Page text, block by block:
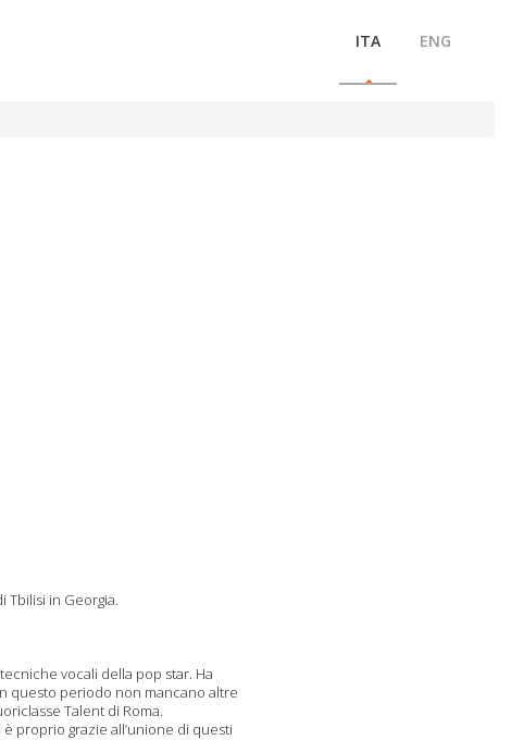
ITA ENG
Tbilisi in Georgia.
vocali della pop star. Ha
questo periodo non mancano altre
Talent di Roma.
proprio grazie all’unione di questi